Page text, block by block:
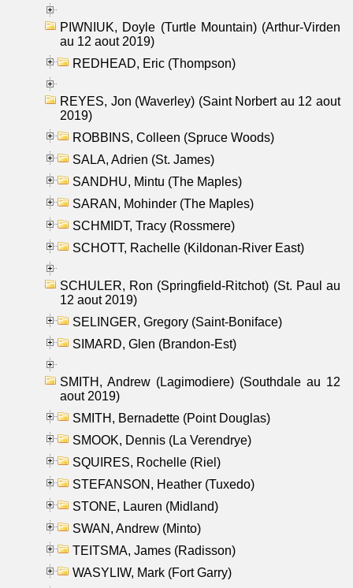
PIWNIUK, Doyle (Turtle Mountain) (Arthur-Virden
au 12 aout 2019)
REDHEAD, Eric (Thompson)
REYES, Jon (Waverley) (Saint Norbert au 12 aout
2019)
ROBBINS, Colleen (Spruce Woods)
SALA, Adrien (St. James)
SANDHU, Mintu (The Maples)
SARAN, Mohinder (The Maples)
SCHMIDT, Tracy (Rossmere)
SCHOTT, Rachelle (Kildonan-River East)
SCHULER, Ron (Springfield-Ritchot) (St. Paul au
12 aout 2019)
SELINGER, Gregory (Saint-Boniface)
SIMARD, Glen (Brandon-Est)
SMITH, Andrew (Lagimodiere) (Southdale au 12
aout 2019)
SMITH, Bernadette (Point Douglas)
SMOOK, Dennis (La Verendrye)
SQUIRES, Rochelle (Riel)
STEFANSON, Heather (Tuxedo)
STONE, Lauren (Midland)
SWAN, Andrew (Minto)
TEITSMA, James (Radisson)
WASYLIW, Mark (Fort Garry)